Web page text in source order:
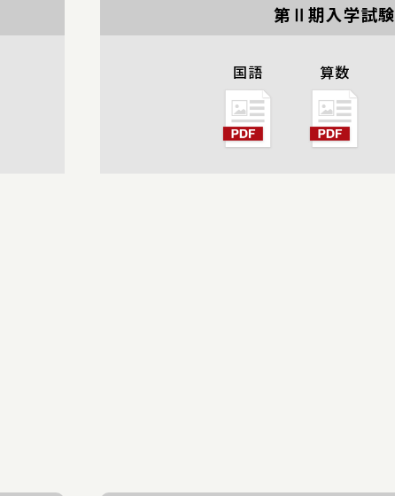
第Ⅱ期入学試験
国語 算数